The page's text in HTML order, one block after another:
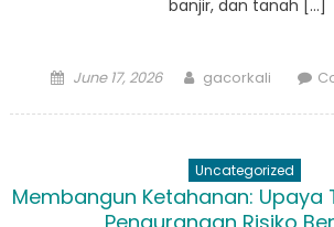
banjir, dan tanah […]
Posted
June 17, 2026 Author
gacorkali
Uncategorized
Membangun Ketahanan: